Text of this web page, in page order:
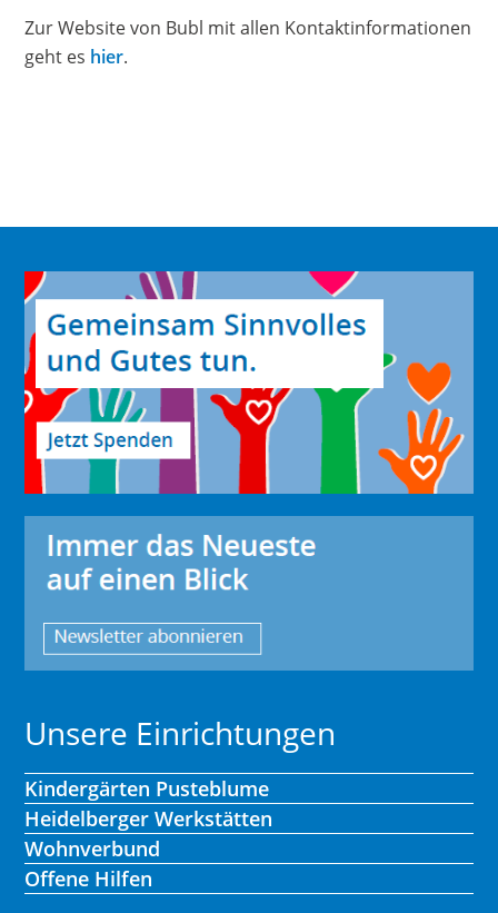
Zur Website von Bubl mit allen Kontaktinformationen
geht es hier.
Unsere Einrichtungen
Kindergärten Pusteblume
Heidelberger Werkstätten
Wohnverbund
Offene Hilfen